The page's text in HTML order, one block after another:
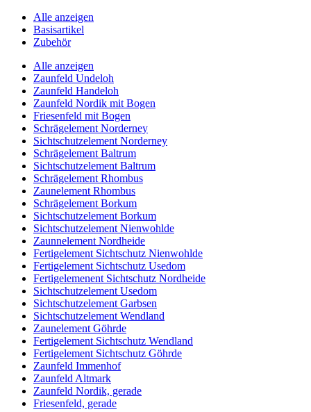
Alle anzeigen
Basisartikel
Zubehör
Alle anzeigen
Zaunfeld Undeloh
Zaunfeld Handeloh
Zaunfeld Nordik mit Bogen
Friesenfeld mit Bogen
Schrägelement Norderney
Sichtschutzelement Norderney
Schrägelement Baltrum
Sichtschutzelement Baltrum
Schrägelement Rhombus
Zaunelement Rhombus
Schrägelement Borkum
Sichtschutzelement Borkum
Sichtschutzelement Nienwohlde
Zaunnelement Nordheide
Fertigelement Sichtschutz Nienwohlde
Fertigelement Sichtschutz Usedom
Fertigelemenent Sichtschutz Nordheide
Sichtschutzelement Usedom
Sichtschutzelement Garbsen
Sichtschutzelement Wendland
Zaunelement Göhrde
Fertigelement Sichtschutz Wendland
Fertigelement Sichtschutz Göhrde
Zaunfeld Immenhof
Zaunfeld Altmark
Zaunfeld Nordik, gerade
Friesenfeld, gerade